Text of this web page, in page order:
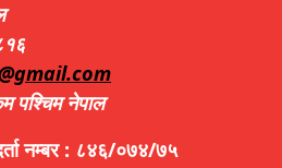
पश्चिम नेपाल
नम्बर : ८४६/०७४/७५